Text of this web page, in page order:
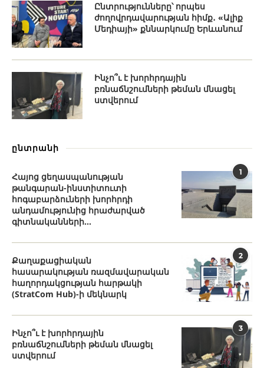
Ընտրությունները՝ որպես
ժողովրդավարության հիմք․ «Ալիք
Մեդիայի» քննարկումը Երևանում
Ինչո՞ւ է խորհրդային
բռնաճնշումների թեման մնացել
ստվերում
ընտրանի
1
Հայոց ցեղասպանության
թանգարան-ինստիտուտի
հոգաբարձուների խորհրդի
անդամությունից հրաժարված
գիտնականների...
2
Քաղաքացիական
հասարակության ռազմավարական
հաղորդակցության հարթակի
(StratCom Hub)-ի մեկնարկ
3
Ինչո՞ւ է խորհրդային
բռնաճնշումների թեման մնացել
ստվերում